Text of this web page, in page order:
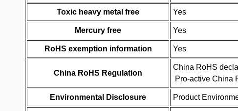
Toxic heavy metal free Yes
Mercury free Yes
RoHS exemption information Yes
China RoHS Regulation
China RoHS
Pro-active China
Environmental Disclosure Product